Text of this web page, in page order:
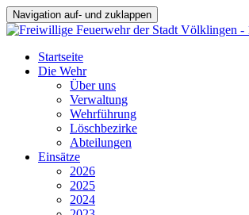
Navigation auf- und zuklappen
Startseite
Die Wehr
Über uns
Verwaltung
Wehrführung
Löschbezirke
Abteilungen
Einsätze
2026
2025
2024